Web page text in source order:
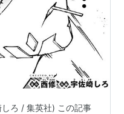
ろ / 集英社) この記事